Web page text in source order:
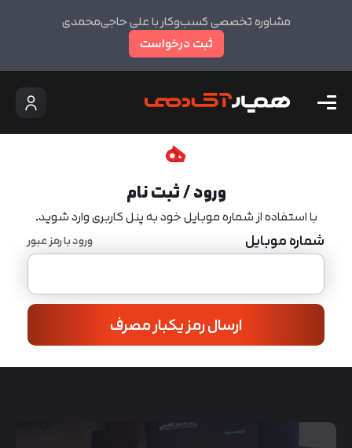
مشاوره تخصصی کسب‌وکار با علی حاجی‌محمدی
ثبت درخواست
ورود / ثبت نام
با استفاده از شماره موبایل خود به پنل کاربری وارد شوید.
شماره موبایل ورود با رمز عبور
ارسال رمز یکبار مصرف